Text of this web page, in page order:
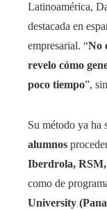
Latinoamérica,
destacada en
empresarial. “No
revelo cómo
poco tiempo”,
Su método ya ha
alumnos
Iberdrola, RSM,
como de
University